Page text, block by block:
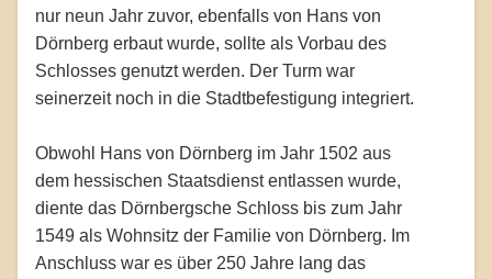
nur neun Jahr zuvor, ebenfalls von Hans von
Dörnberg erbaut wurde, sollte als Vorbau des
Schlosses genutzt werden. Der Turm war
seinerzeit noch in die Stadtbefestigung integriert.
Obwohl Hans von Dörnberg im Jahr 1502 aus
dem hessischen Staatsdienst entlassen wurde,
diente das Dörnbergsche Schloss bis zum Jahr
1549 als Wohnsitz der Familie von Dörnberg. Im
Anschluss war es über 250 Jahre lang das